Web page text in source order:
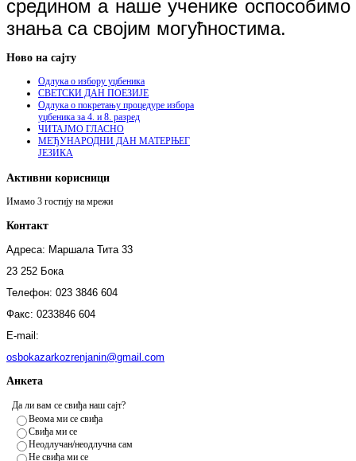
средином а наше ученике оспособимо
знања са својим могућностима.
Ново на сајту
Одлука о избору уџбеника
СВЕТСКИ ДАН ПОЕЗИЈЕ
Одлука о покретању процедуре избора
уџбеника за 4. и 8. разред
ЧИТАЈМО ГЛАСНО
МЕЂУНАРОДНИ ДАН МАТЕРЊЕГ
ЈЕЗИКА
Активни корисници
Имамо 3 гостију на мрежи
Контакт
Адреса: Маршала Тита 33
23 252 Бока
Телефон: 023 3846 604
Факс: 0233846 604
E-mail:
osbokazarkozrenjanin@gmail.com
Анкета
Да ли вам се свиђа наш сајт?
Веома ми се свиђа
Свиђа ми се
Неодлучан/неодлучна сам
Не свиђа ми се